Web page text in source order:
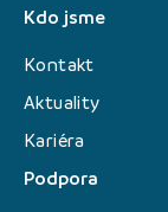
Kdo jsme
Kontakt
Aktuality
Kariéra
Podpora